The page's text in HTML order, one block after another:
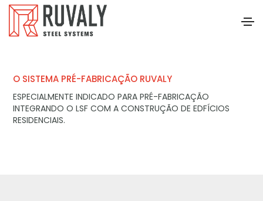
O SISTEMA PRÉ-FABRICAÇÃO RUVALY
ESPECIALMENTE INDICADO PARA PRÉ-FABRICAÇÃO
INTEGRANDO O LSF COM A CONSTRUÇÃO DE EDFÍCIOS
RESIDENCIAIS.